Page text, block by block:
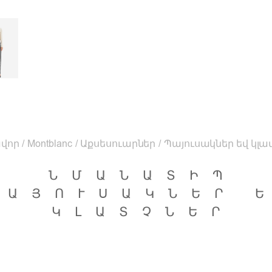
/ Montblanc / Աքսեսուարներ / Պայուսակներ եվ
ՆՄԱՆԱՏԻՊ
ԿԼԱՏՉՆԵՐ